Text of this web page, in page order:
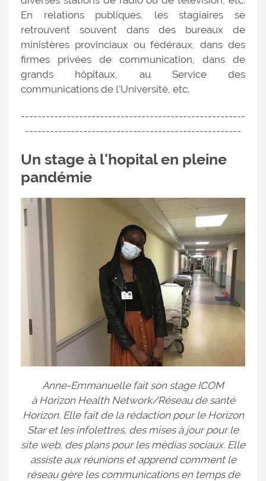
En relations publiques, les stagiaires se
retrouvent souvent dans des bureaux de
ministères provinciaux ou fédéraux, dans des
firmes privées de communication, dans de
grands hôpitaux, au Service des
communications de l'Université, etc.
------------------------------------------------------
----------------------------------------------------
Un stage à l'hopital en pleine
pandémie
Anne-Emmanuelle fait son stage ICOM
à Horizon Health Network/Réseau de santé
Horizon. Elle fait de la rédaction pour le Horizon
Star et les infolettres, des mises à jour pour le
site web, des plans pour les médias sociaux. Elle
assiste aux réunions et apprend comment le
réseau gère les communications en temps de